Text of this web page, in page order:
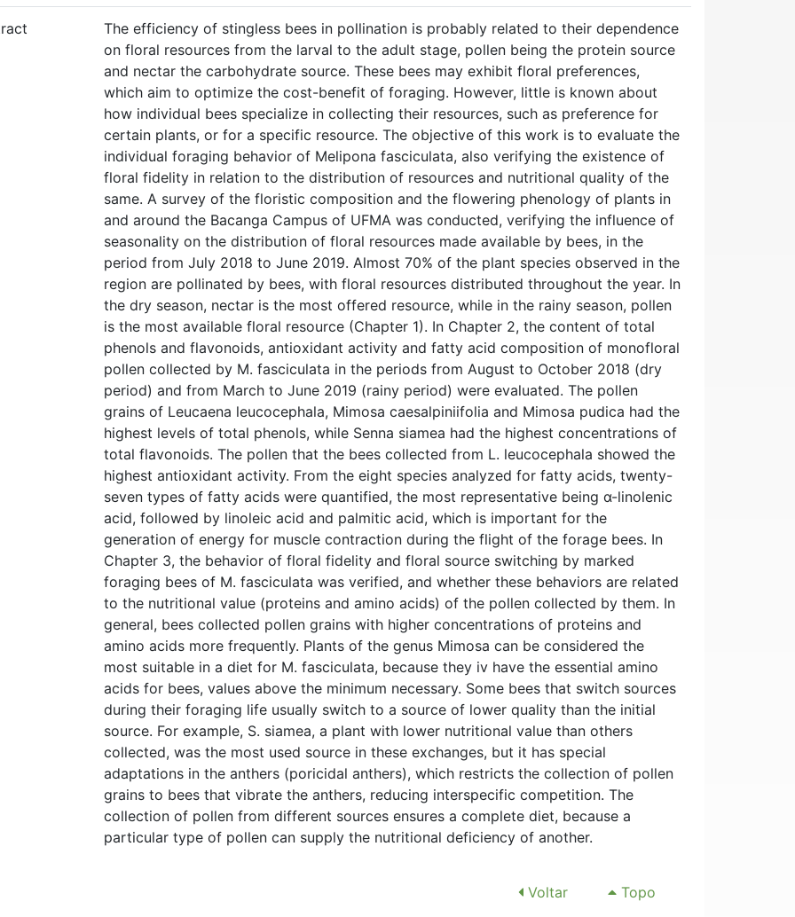
The efficiency of stingless bees in pollination is probably related to their dependence
on floral resources from the larval to the adult stage, pollen being the protein source
and nectar the carbohydrate source. These bees may exhibit floral preferences,
which aim to optimize the cost-benefit of foraging. However, little is known about
how individual bees specialize in collecting their resources, such as preference for
certain plants, or for a specific resource. The objective of this work is to evaluate the
individual foraging behavior of Melipona fasciculata, also verifying the existence of
floral fidelity in relation to the distribution of resources and nutritional quality of the
same. A survey of the floristic composition and the flowering phenology of plants in
and around the Bacanga Campus of UFMA was conducted, verifying the influence of
seasonality on the distribution of floral resources made available by bees, in the
period from July 2018 to June 2019. Almost 70% of the plant species observed in the
region are pollinated by bees, with floral resources distributed throughout the year. In
the dry season, nectar is the most offered resource, while in the rainy season, pollen
is the most available floral resource (Chapter 1). In Chapter 2, the content of total
phenols and flavonoids, antioxidant activity and fatty acid composition of monofloral
pollen collected by M. fasciculata in the periods from August to October 2018 (dry
period) and from March to June 2019 (rainy period) were evaluated. The pollen
grains of Leucaena leucocephala, Mimosa caesalpiniifolia and Mimosa pudica had the
highest levels of total phenols, while Senna siamea had the highest concentrations of
total flavonoids. The pollen that the bees collected from L. leucocephala showed the
highest antioxidant activity. From the eight species analyzed for fatty acids, twenty-
seven types of fatty acids were quantified, the most representative being α-linolenic
acid, followed by linoleic acid and palmitic acid, which is important for the
generation of energy for muscle contraction during the flight of the forage bees. In
Chapter 3, the behavior of floral fidelity and floral source switching by marked
foraging bees of M. fasciculata was verified, and whether these behaviors are related
to the nutritional value (proteins and amino acids) of the pollen collected by them. In
general, bees collected pollen grains with higher concentrations of proteins and
amino acids more frequently. Plants of the genus Mimosa can be considered the
most suitable in a diet for M. fasciculata, because they iv have the essential amino
acids for bees, values above the minimum necessary. Some bees that switch sources
during their foraging life usually switch to a source of lower quality than the initial
source. For example, S. siamea, a plant with lower nutritional value than others
collected, was the most used source in these exchanges, but it has special
adaptations in the anthers (poricidal anthers), which restricts the collection of pollen
grains to bees that vibrate the anthers, reducing interspecific competition. The
collection of pollen from different sources ensures a complete diet, because a
particular type of pollen can supply the nutritional deficiency of another.
Voltar Topo